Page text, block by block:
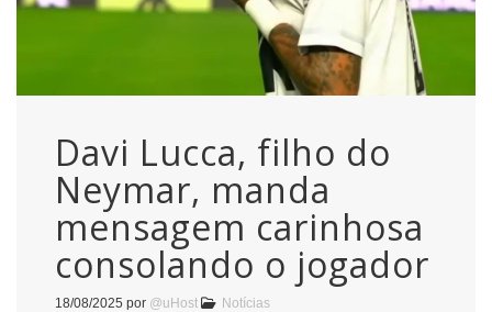
Davi Lucca, filho do
Neymar, manda
mensagem carinhosa
consolando o jogador
18/08/2025 por @uHost Notícias